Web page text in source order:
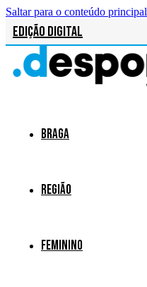
Saltar para o conteúdo principal
Edição Digital
Braga
Região
Feminino